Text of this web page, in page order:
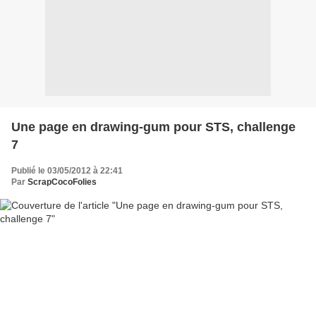
Une page en drawing-gum pour STS, challenge
7
Publié le 03/05/2012 à 22:41
Par ScrapCocoFolies